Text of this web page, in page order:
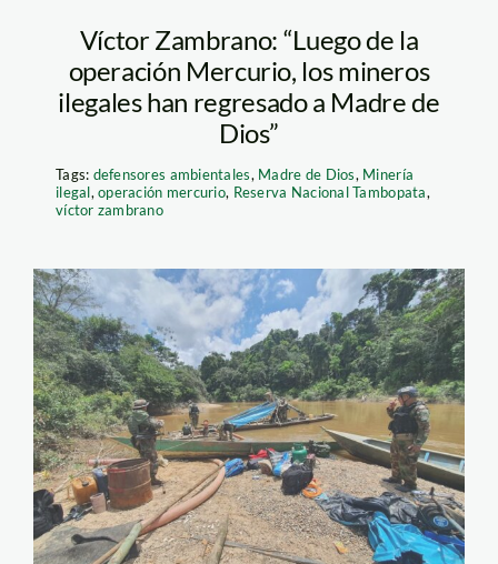
Víctor Zambrano: “Luego de la
operación Mercurio, los mineros
ilegales han regresado a Madre de
Dios”
Tags: defensores ambientales, Madre de Dios, Minería
ilegal,operación mercurio, Reserva Nacional Tambopata,
víctor zambrano
mineria
ilegal_Ministerio
Público